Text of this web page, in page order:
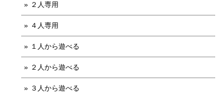
２人専用
４人専用
１人から遊べる
２人から遊べる
３人から遊べる